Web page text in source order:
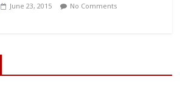
June 23, 2015 No Comments